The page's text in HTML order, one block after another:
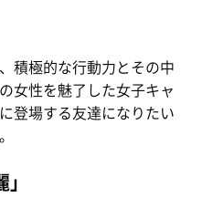
積極的な行動力とその中
女性を魅了した女子キャ
登場する友達になりたい